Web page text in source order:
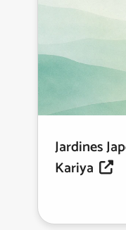
Jardines
Kariya